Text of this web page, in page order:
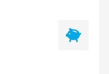
Najlacnejší